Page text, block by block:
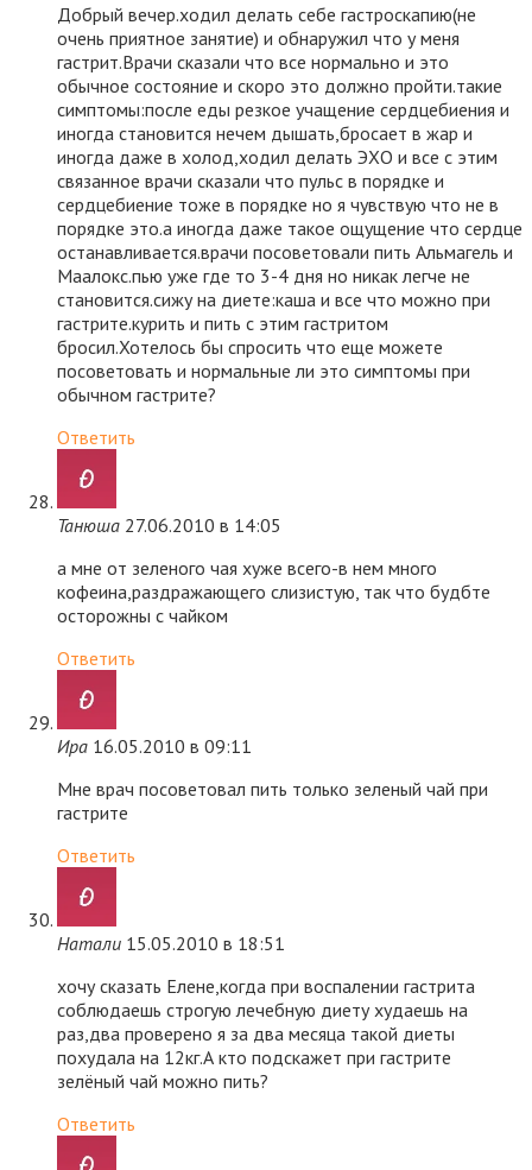
Добрый вечер.ходил делать себе гастроскапию(не
очень приятное занятие) и обнаружил что у меня
гастрит.Врачи сказали что все нормально и это
обычное состояние и скоро это должно пройти.такие
симптомы:после еды резкое учащение сердцебиения и
иногда становится нечем дышать,бросает в жар и
иногда даже в холод,ходил делать ЭХО и все с этим
связанное врачи сказали что пульс в порядке и
сердцебиение тоже в порядке но я чувствую что не в
порядке это.а иногда даже такое ощущение что сердце
останавливается.врачи посоветовали пить Альмагель и
Маалокс.пью уже где то 3-4 дня но никак легче не
становится.сижу на диете:каша и все что можно при
гастрите.курить и пить с этим гастритом
бросил.Хотелось бы спросить что еще можете
посоветовать и нормальные ли это симптомы при
обычном гастрите?
Ответить
Танюша 27.06.2010 в 14:05
а мне от зеленого чая хуже всего-в нем много
кофеина,раздражающего слизистую, так что будбте
осторожны с чайком
Ответить
Ира 16.05.2010 в 09:11
Мне врач посоветовал пить только зеленый чай при
гастрите
Ответить
Натали 15.05.2010 в 18:51
хочу сказать Елене,когда при воспалении гастрита
соблюдаешь строгую лечебную диету худаешь на
раз,два проверено я за два месяца такой диеты
похудала на 12кг.А кто подскажет при гастрите
зелёный чай можно пить?
Ответить